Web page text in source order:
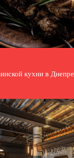
кухни в Днепре